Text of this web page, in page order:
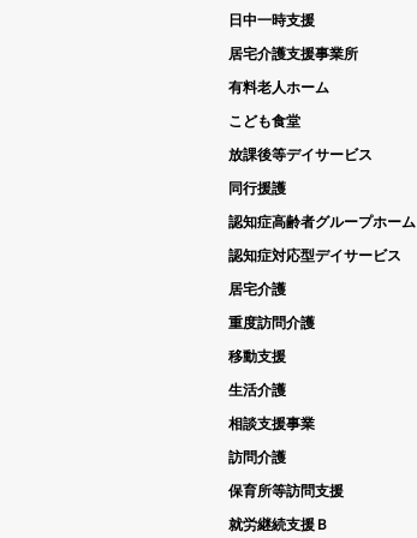
日中一時支援
居宅介護支援事業所
有料老人ホーム
こども食堂
放課後等デイサービス
同行援護
認知症高齢者グループホーム
認知症対応型デイサービス
居宅介護
重度訪問介護
移動支援
生活介護
相談支援事業
訪問介護
保育所等訪問支援
就労継続支援Ｂ